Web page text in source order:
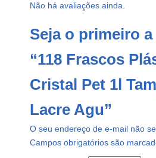
Não há avaliações ainda.
Seja o primeiro
“118 Frascos
Cristal Pet 1l
Lacre Agu”
O seu endereço de e-mail não
Campos obrigatórios são